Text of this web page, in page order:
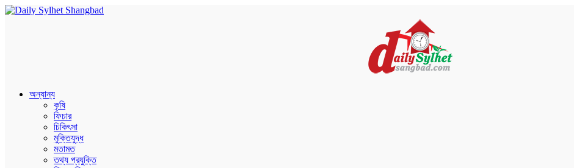
অন্যান্য
কৃষি
ফিচার
চিকিৎসা
মুক্তিযুদ্ধ
মতামত
তথ্য প্রযুক্তি